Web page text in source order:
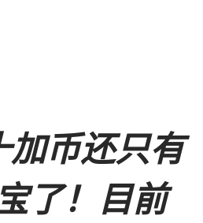
币还只有
了！目前